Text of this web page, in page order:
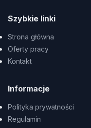
Szybkie linki
Strona główna
Oferty pracy
Kontakt
Informacje
Polityka prywatności
Regulamin